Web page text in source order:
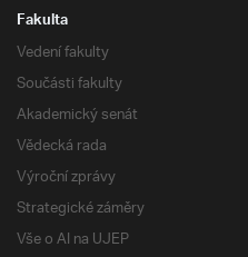
Fakulta
Vedení fakulty
Součásti fakulty
Akademický senát
Vědecká rada
Výroční zprávy
Strategické záměry
Vše o AI na UJEP